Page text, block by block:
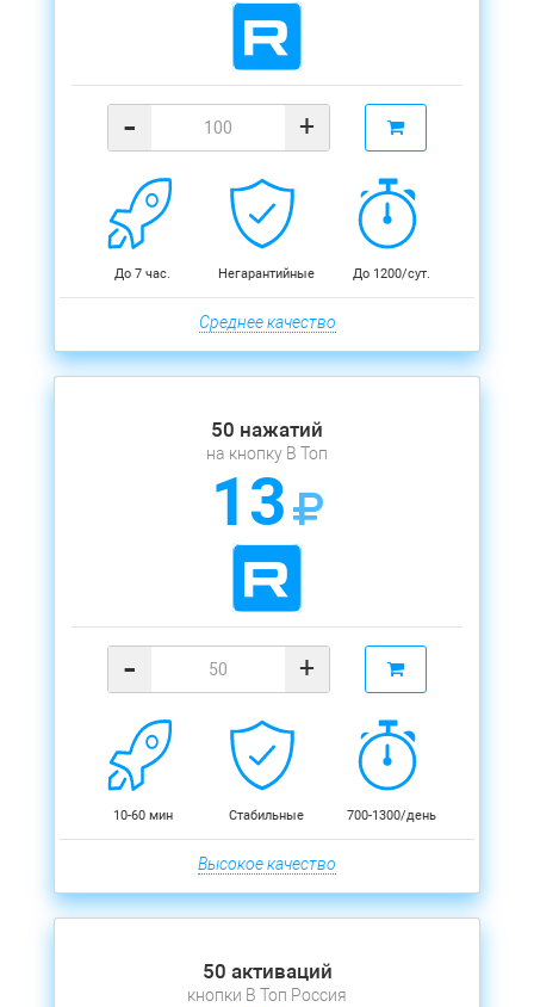
- +
До 7 час. Негарантийные До 1200/сут.
Среднее качество
50 нажатий
на кнопку В Топ
13
- +
10-60 мин Стабильные 700-1300/день
Высокое качество
50 активаций
кнопки В Топ Россия